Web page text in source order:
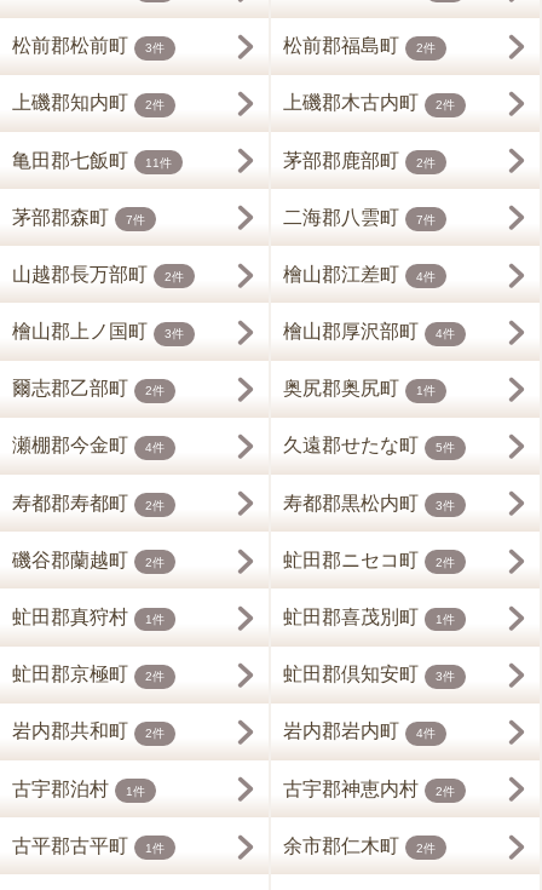
松前郡松前町 3件 松前郡福島町 2件
上磯郡知内町 2件 上磯郡木古内町 2件
亀田郡七飯町 11件 茅部郡鹿部町 2件
茅部郡森町 7件 二海郡八雲町 7件
山越郡長万部町 2件 檜山郡江差町 4件
檜山郡上ノ国町 3件 檜山郡厚沢部町 4件
爾志郡乙部町 2件 奥尻郡奥尻町 1件
瀬棚郡今金町 4件 久遠郡せたな町 5件
寿都郡寿都町 2件 寿都郡黒松内町 3件
磯谷郡蘭越町 2件 虻田郡ニセコ町 2件
虻田郡真狩村 1件 虻田郡喜茂別町 1件
虻田郡京極町 2件 虻田郡倶知安町 3件
岩内郡共和町 2件 岩内郡岩内町 4件
古宇郡泊村 1件 古宇郡神恵内村 2件
古平郡古平町 1件 余市郡仁木町 2件